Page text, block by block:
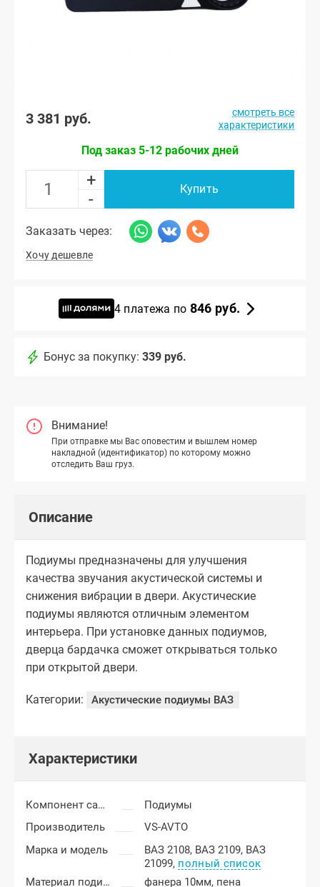
3 381 руб.
смотреть все
характеристики
Под заказ 5-12 рабочих дней
+
-
Купить
Заказать через:
Хочу дешевле
4 платежа по 846 руб.
Бонус за покупку: 339 руб.
Внимание!
При отправке мы Вас оповестим и вышлем номер
накладной (идентификатор) по которому можно
отследить Ваш груз.
Описание
Подиумы предназначены для улучшения
качества звучания акустической системы и
снижения вибрации в двери. Акустические
подиумы являются отличным элементом
интерьера. При установке данных подиумов,
дверца бардачка сможет открываться только
при открытой двери.
Категории: Акустические подиумы ВАЗ
Характеристики
Компонент салона
Подиумы
Производитель
VS-AVTO
Марка и модель
ВАЗ 2108, ВАЗ 2109, ВАЗ
21099, полный список
Материал подиумов
фанера 10мм, пена